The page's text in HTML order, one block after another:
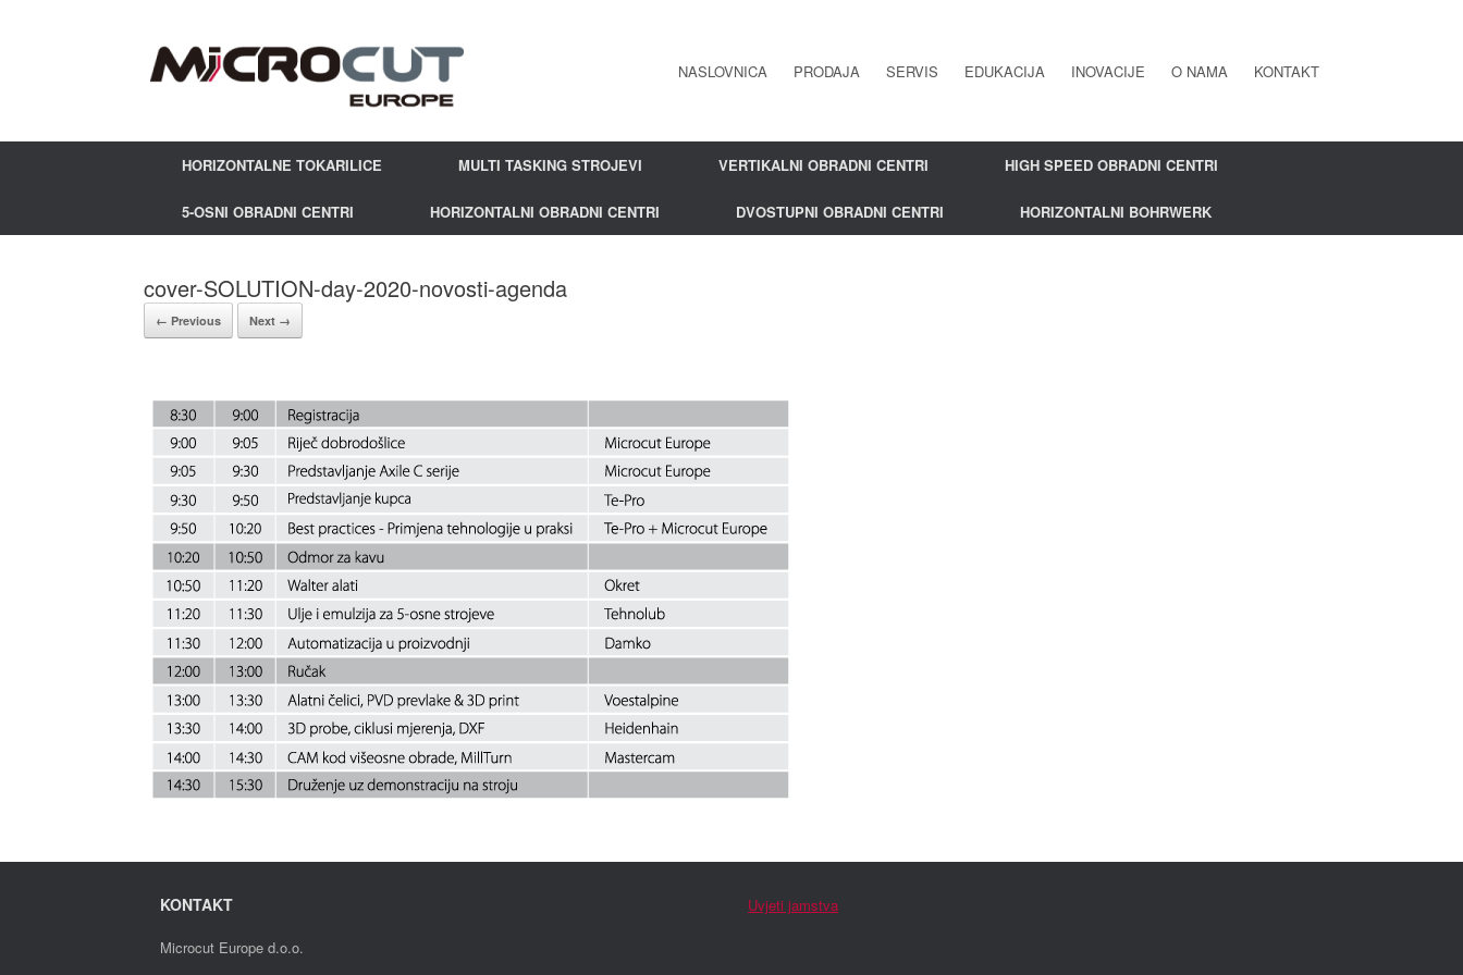
NASLOVNICA PRODAJA SERVIS EDUKACIJA INOVACIJE O NAMA KONTAKT
HORIZONTALNE TOKARILICE MULTI TASKING STROJEVI VERTIKALNI OBRADNI CENTRI HIGH SPEED OBRADNI CENTRI
5-OSNI OBRADNI CENTRI HORIZONTALNI OBRADNI CENTRI DVOSTUPNI OBRADNI CENTRI HORIZONTALNI BOHRWERK
cover-SOLUTION-day-2020-novosti-agenda
← Previous Next →
KONTAKT
Microcut Europe d.o.o.
Uvjeti jamstva